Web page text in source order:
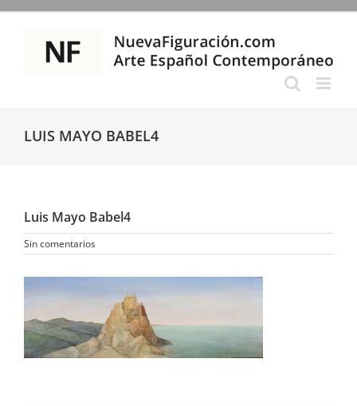
Saltar
contenido
LUIS MAYO BABEL4
Luis Mayo Babel4
Sin comentarios